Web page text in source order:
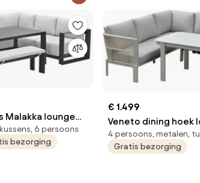
Malakka lounge
sand
6 persoons
bezorging
€ 1.499
Veneto dining hoek
aluminium latte
4 persoons, metalen,
Gratis bezorging